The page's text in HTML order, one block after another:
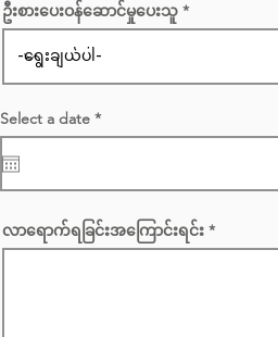
ဦးစားပေးဝန်ဆောင်မှုပေးသူ
Select a date *r
e
r
d
လာရောက်ရခြင်းအကြောင်းရင်း